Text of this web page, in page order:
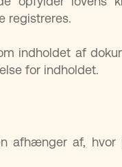
registreres.
indholdet af
for indholdet.
afhænger af, hvor